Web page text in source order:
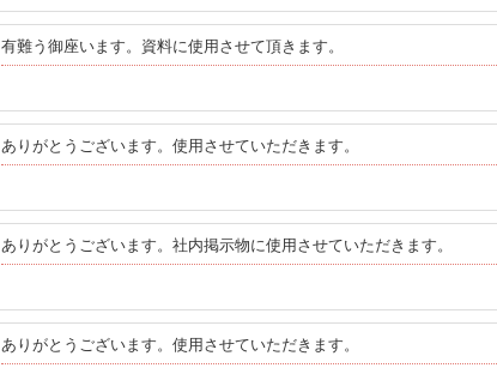
有難う御座います。資料に使用させて頂きます。
ありがとうございます。使用させていただきます。
ありがとうございます。社内掲示物に使用させていただきます。
ありがとうございます。使用させていただきます。